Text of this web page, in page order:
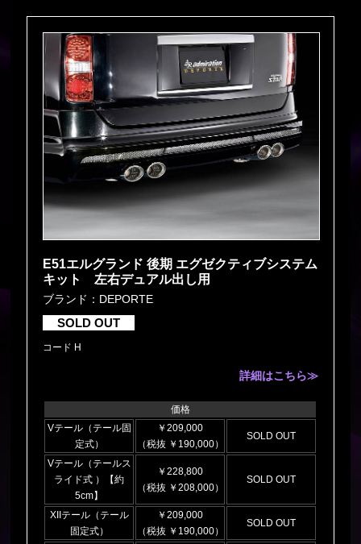
E51エルグランド 後期 エグゼクティブシステム
キット 左右デュアル出し用
ブランド：DEPORTE
SOLD OUT
コード H
詳細はこちら≫
価格
Vテール（テール固
定式）
￥209,000
（税抜 ￥190,000）
SOLD OUT
Vテール（テールス
ライド式 ）【約
5cm】
￥228,800
（税抜 ￥208,000）
SOLD OUT
XIIテール（テール
固定式）
￥209,000
（税抜 ￥190,000）
SOLD OUT